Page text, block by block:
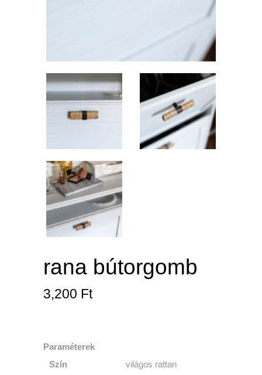
rana bútorgomb
3,200 Ft
Paraméterek
Szín
világos rattan